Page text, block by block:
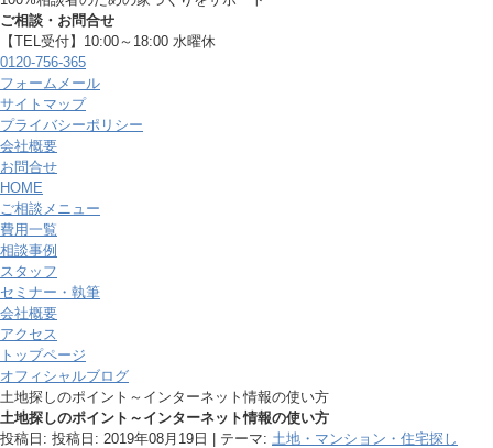
ご相談・お問合せ
【TEL受付】10:00～18:00 水曜休
0120-756-365
フォームメール
サイトマップ
プライバシーポリシー
会社概要
お問合せ
HOME
ご相談メニュー
費用一覧
相談事例
スタッフ
セミナー・執筆
会社概要
アクセス
トップページ
オフィシャルブログ
土地探しのポイント～インターネット情報の使い方
土地探しのポイント～インターネット情報の使い方
投稿日: 投稿日: 2019年08月19日 | テーマ: 土地・マンション・住宅探し